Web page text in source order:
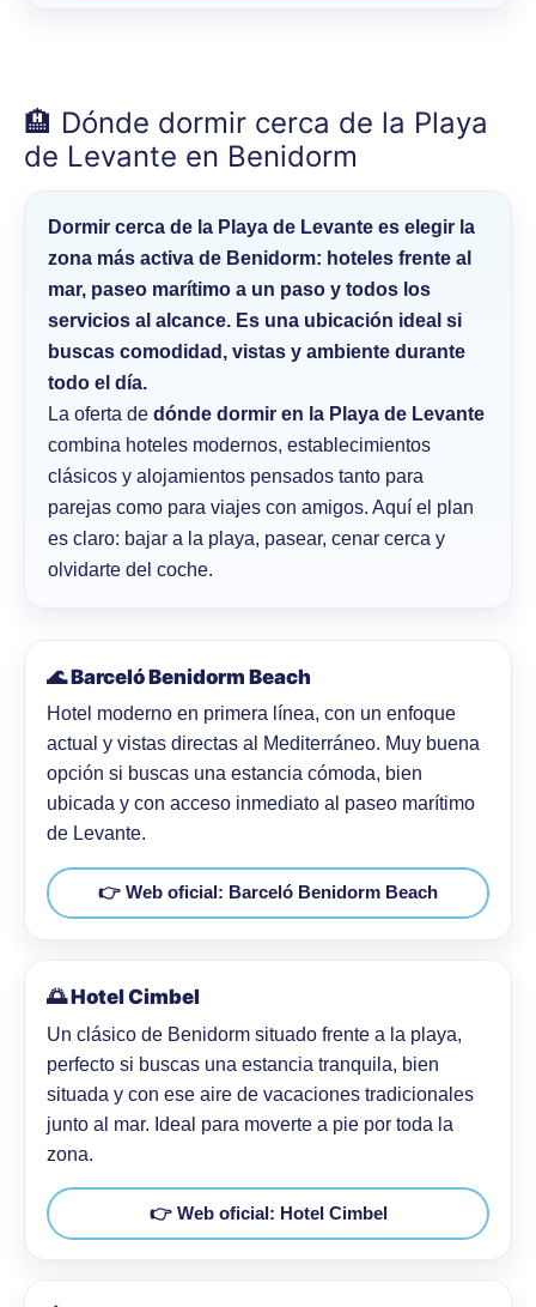
🏨 Dónde dormir cerca de la Playa
de Levante en Benidorm
Dormir cerca de la Playa de Levante es elegir la
zona más activa de Benidorm: hoteles frente al
mar, paseo marítimo a un paso y todos los
servicios al alcance. Es una ubicación ideal si
buscascomodidad, vistas y ambiente durante
todo el día.
La oferta dedónde dormir en la Playa de Levante
combina hoteles modernos, establecimientos
clásicos y alojamientos pensados tanto para
parejas como para viajes con amigos. Aquí el plan
es claro: bajar a la playa, pasear, cenar cerca y
olvidarte del coche.
🌊 Barceló Benidorm Beach
Hotel moderno en primera línea, con un enfoque
actual y vistas directas al Mediterráneo. Muy buena
opción si buscas una estancia cómoda, bien
ubicada y con acceso inmediato al paseo marítimo
de Levante.
👉 Web oficial: Barceló Benidorm Beach
🌅 Hotel Cimbel
Un clásico de Benidorm situado frente a la playa,
perfecto si buscas una estancia tranquila, bien
situada y con ese aire de vacaciones tradicionales
junto al mar. Ideal para moverte a pie por toda la
zona.
👉 Web oficial: Hotel Cimbel